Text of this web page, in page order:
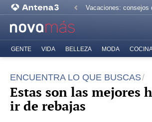
Vacaciones: consejos
GENTE VIDA BELLEZA MODA
ENCUENTRA LO QUE BUSCAS
Estas son las mejores
ir de rebajas